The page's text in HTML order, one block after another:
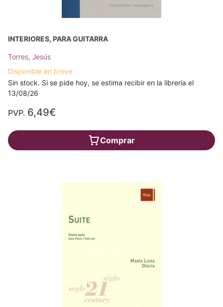
INTERIORES, PARA GUITARRA
Torres, Jesús
Disponible en breve
Sin stock. Si se pide hoy, se estima recibir en la librería el
13/08/26
PVP. 6,49€
Comprar